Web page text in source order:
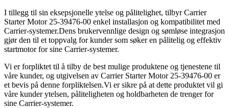
I tillegg til sin eksepsjonelle ytelse og pålitelighet, tilbyr Carrier
Starter Motor 25-39476-00 enkel installasjon og kompatibilitet med
Carrier-systemer.Dens brukervennlige design og sømløse integrasjon
gjør den til et toppvalg for kunder som søker en pålitelig og effektiv
startmotor for sine Carrier-systemer.
Vi er forpliktet til å tilby de best mulige produktene og tjenestene til
våre kunder, og utgivelsen av Carrier Starter Motor 25-39476-00 er
et bevis på denne forpliktelsen.Vi er sikre på at dette produktet vil gi
våre kunder ytelsen, påliteligheten og holdbarheten de trenger for
sine Carrier-systemer.